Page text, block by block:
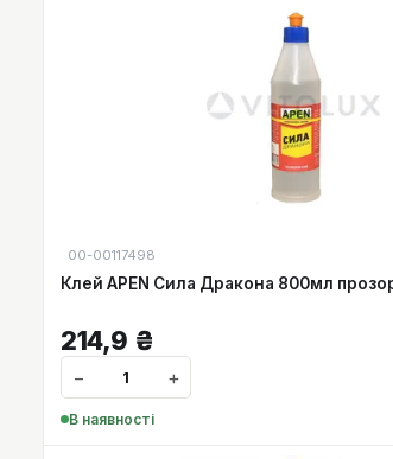
00-00117498
Клей APEN Сила Дракона 800мл
214,9 ₴
− +
В наявності